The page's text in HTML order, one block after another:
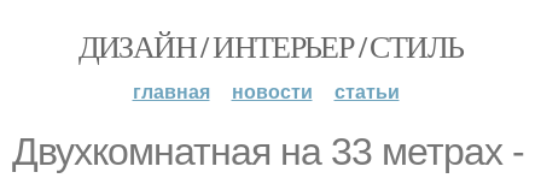
ДИЗАЙН / ИНТЕРЬЕР / СТИЛЬ
главная новости статьи
Двухкомнатная на 33 метрах -